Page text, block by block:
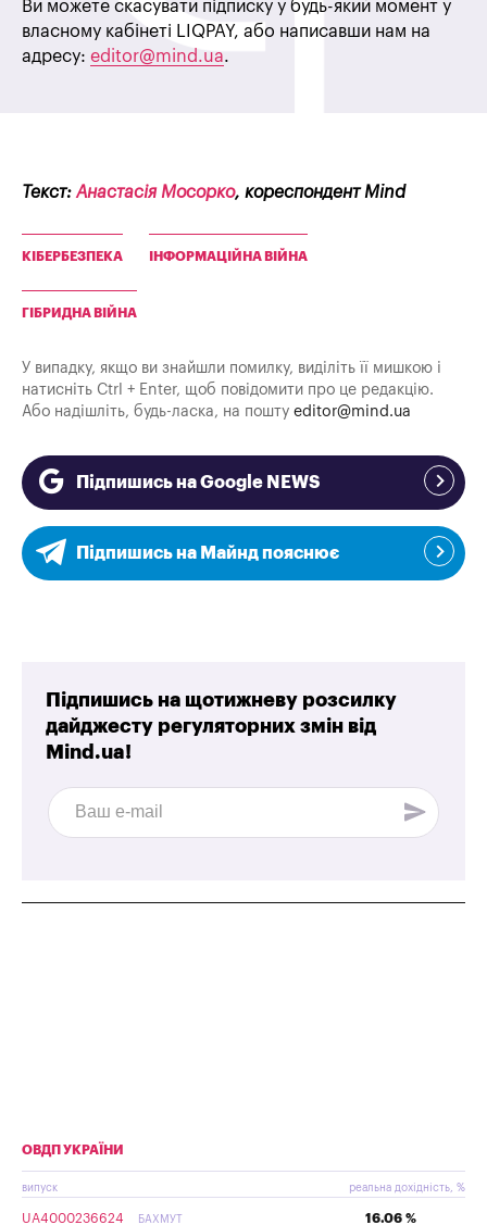
Ви можете скасувати підписку у будь-який момент у
власному кабінеті LIQPAY, або написавши нам на
адресу: editor@mind.ua.
Текст:Анастасія Мосорко, кореспондент Mind
КІБЕРБЕЗПЕКА ІНФОРМАЦІЙНА ВІЙНА
ГІБРИДНА ВІЙНА
У випадку, якщо ви знайшли помилку, виділіть її мишкою і
натисніть Ctrl + Enter, щоб повідомити про це редакцію.
Або надішліть, будь-ласка, на пошту editor@mind.ua
Підпишись на Google NEWS
Підпишись на Майнд пояснює
Підпишись на щотижневу розсилку
дайджесту регуляторних змін від
Mind.ua!
ОВДП УКРАЇНИ
випуск реальна дохідність, %
UA4000236624 БАХМУТ 16.06 %